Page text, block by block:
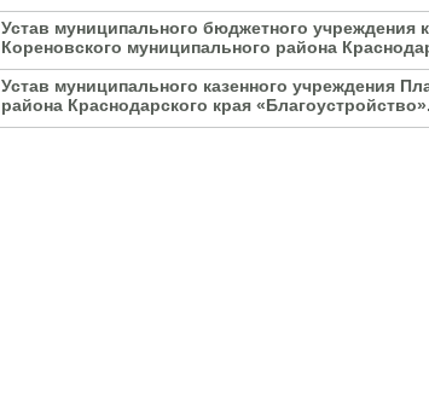
Устав муниципального бюджетного учреждения
Кореновского муниципального района
Устав муниципального казенного учреждения
района Краснодарского края «Благоустройство».